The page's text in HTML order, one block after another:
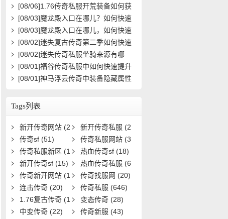
装备属性与搭配攻略
[08/06]1.76传奇私服开荒装备如何获
取？在哪里能领取到？
[08/03]魔龙殿入口在哪儿？如何快速
到达并通关？
[08/03]魔龙殿入口在哪儿，如何快速
到达并通关？
[08/02]迷失复古传奇第二季如何快速
提升等级？
[08/02]迷失传奇私服坐骑来源有哪
些？如何获取全攻略？
[08/01]福谷传奇私服中如何快速提升
角色等级与装备获取效率？
[08/01]神马浮云传奇中装备隐藏属性
Tags列表
新开传奇网站 (2
5)
新开传奇私服 (2
8)
传奇sf (51) 传奇私服网站 (3
3)
传奇私服新区 (1
9)
热血传奇sf (18)
新开传奇sf (15) 热血传奇私服 (6
1)
传奇新开网站 (1
5)
传奇找服网 (20)
连击传奇 (20) 传奇私服 (646)
1.76复古传奇 (1
9)
变态传奇 (28)
中变传奇 (22) 传奇新服 (43)